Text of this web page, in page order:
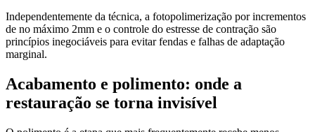
Independentemente da técnica, a fotopolimerização por incrementos
de no máximo 2mm e o controle do estresse de contração são
princípios inegociáveis para evitar fendas e falhas de adaptação
marginal.
Acabamento e polimento: onde a
restauração se torna invisível